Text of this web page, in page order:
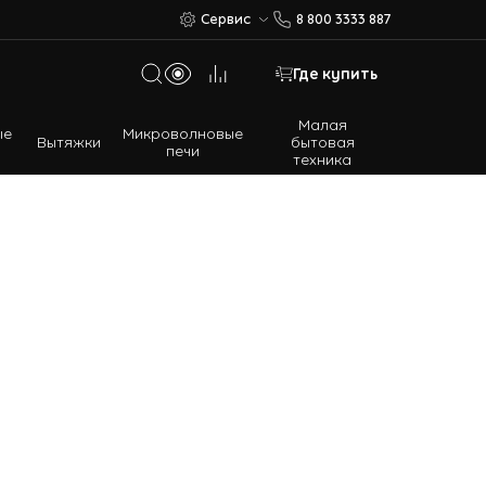
Сервис 8 800 3333 887
Где купить
Вытяжки Микроволновые
печи
Малая
бытовая
техника
Многодверные холодильники